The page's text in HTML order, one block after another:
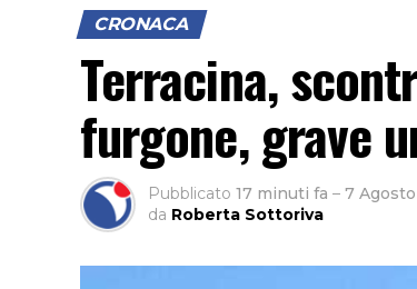
CRONACA
Terracina,
furgone, grave
Pubblicato 17 minuti fa – 7
da Roberta Sottoriva